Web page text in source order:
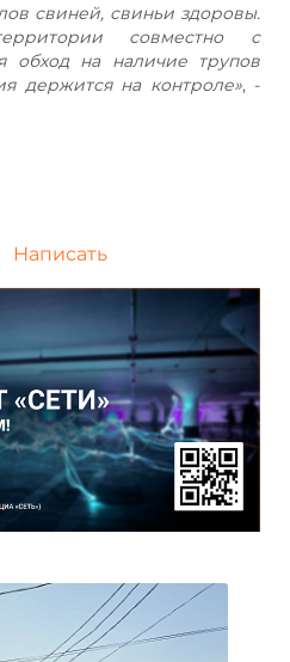
свиней, свиньи здоровы.
совместно с
обход на наличие трупов
держится на контроле», -
Написать